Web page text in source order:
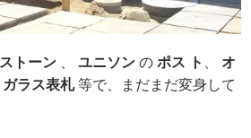
ストーン ユニソンのポス ト
オ
ガラス表札等で、まだまだ変身して